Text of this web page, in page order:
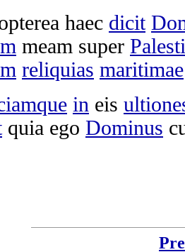
haec dicit
meam super
reliquias maritimae
in eis
quia ego Dominus